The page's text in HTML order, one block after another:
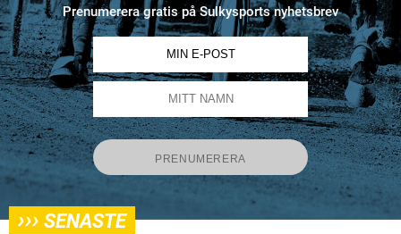
Prenumerera gratis på Sulkysports nyhetsbrev
››› SENASTE